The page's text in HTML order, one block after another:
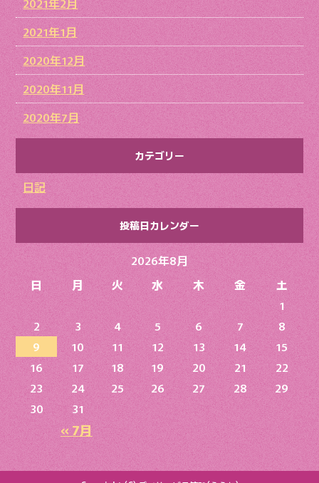
2021年1月
2020年12月
2020年11月
2020年7月
カテゴリー
日記
投稿日カレンダー
2026年8月
日
月 火 水 木 金 土
« 7月
1
2
3 4 5 6 7
8
9
10 11 12 13 14
15
16
17 18 19 20 21
22
23
24 25 26 27 28
29
30
31